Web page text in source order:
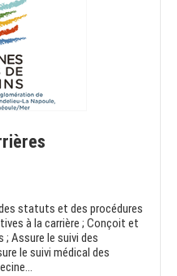
statuts et des procédures
à la carrière ; Conçoit et
Assure le suivi des
le suivi médical des